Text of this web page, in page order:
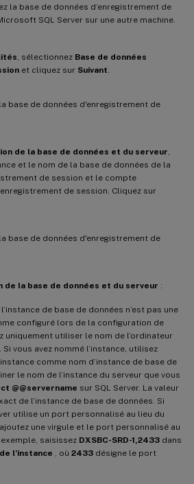
la base de données d’enregistrement de
SQL Server sur une autre machine.
, sélectionnez Base de données
et cliquez sur Suivant
de la base de données et du serveur
et le nom de la base de données de la
de session et le compte
de session. Cliquez sur
de la base de données et du serveur :
l’instance de base de données n’est pas une
configuré lors de la configuration de
uniquement utiliser le nom de l’ordinateur
Si vous avez nommé l’instance, utilisez
comme nom d’instance de base de
le nom de l’instance du serveur que vous
@@servername sur SQL Server. La valeur
de l’instance de base de données. Si
utilise un port personnalisé au lieu du
une virgule et le port personnalisé au
exemple, saisissez DXSBC-SRD-1,2433 dans
l’instance , où 2433 désigne le port